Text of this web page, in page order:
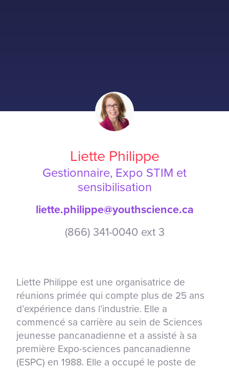
Liette Philippe
Gestionnaire, Expo STIM et
sensibilisation
liette.philippe@youthscience.ca
(866) 341-0040 ext 3
Liette Philippe est une organisatrice de
réunions primée qui compte plus de 25 ans
d’expérience dans l’industrie. Elle a
commencé sa carrière au sein de Sciences
jeunesse pancanadienne et a assisté à sa
première Expo-sciences pancanadienne
(ESPC) en 1988. Elle a occupé le poste de